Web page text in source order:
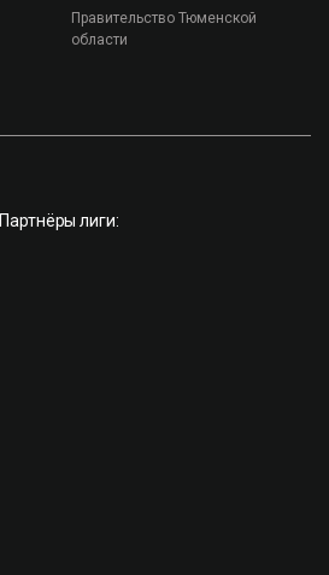
Правительство Тюменской
области
Партнёры лиги: